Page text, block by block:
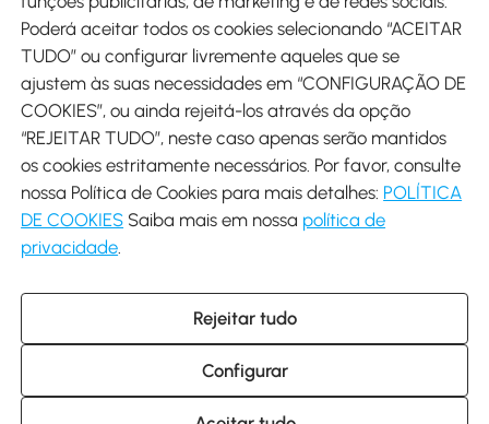
Envio
Descarregar Aosom App
Google Play
+34 931 294 512 (Seg-Sex das 7:30 às 16:30h)
info@aosom.pt
C/ Roc Gros, nº 15. 08550 Els Hostalets de Balenyà (Barcelona),
Espanha
© 2014-2026 SPANISH AOSOM SL (NIF: B66295775) Todos os
Poderá aceitar todos os cookies selecionando “ACEITAR
TUDO” ou configurar livremente aqueles que se
ajustem às suas necessidades em “CONFIGURAÇÃO DE
COOKIES”, ou ainda rejeitá-los através da opção
“REJEITAR TUDO”, neste caso apenas serão mantidos
os cookies estritamente necessários. Por favor, consulte
nossa Política de Cookies para mais detalhes: POLÍTICA
DE COOKIES Saiba mais em nossa política de
privacidade
Rejeitar tudo
Configurar